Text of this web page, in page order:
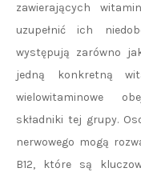
zawierających
uzupełnić ich
występują zarówno
jedną konkretną
wielowitaminowe
składniki tej grupy.
nerwowego mogą
B12, które są